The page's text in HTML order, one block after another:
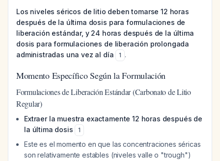
Los niveles séricos de litio deben tomarse 12 horas
después de la última dosis para formulaciones de
liberación estándar, y 24 horas después de la última
dosis para formulaciones de liberación prolongada
administradas una vez al día
1 .
Momento Específico Según la Formulación
Formulaciones de Liberación Estándar (Carbonato de Litio
Regular)
Extraer la muestra exactamente 12 horas después de
la última dosis
1
Este es el momento en que las concentraciones séricas
son relativamente estables (niveles valle o "trough")